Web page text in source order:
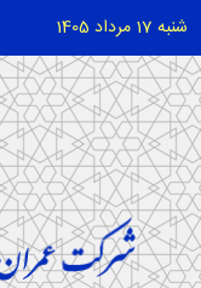
شنبه 17 مرداد 1405